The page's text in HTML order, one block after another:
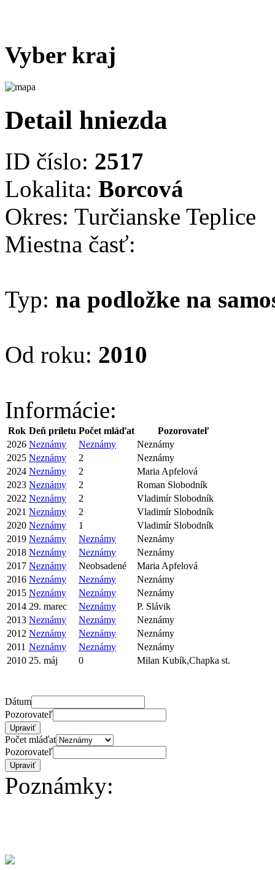
Vyber kraj
Detail hniezda
ID číslo: 2517
Lokalita: Borcová
Okres: Turčianske Teplice
Miestna časť:
Typ: na podložke na
Od roku: 2010
Informácie:
Rok Deň príletu Počet mláďat
Pozorovateľ
2026 Neznámy Neznámy
Neznámy
2025 Neznámy 2
Neznámy
2024 Neznámy 2
Maria Apfelová
2023 Neznámy 2
Roman Slobodník
2022 Neznámy 2
Vladimír Slobodník
2021 Neznámy 2
Vladimír Slobodník
2020 Neznámy 1
Vladimír Slobodník
2019 Neznámy Neznámy
Neznámy
2018 Neznámy Neznámy
Neznámy
2017 Neznámy Neobsadené
Maria Apfelová
2016 Neznámy Neznámy
Neznámy
2015 Neznámy Neznámy
Neznámy
2014 29. marec Neznámy
P. Slávik
2013 Neznámy Neznámy
Neznámy
2012 Neznámy Neznámy
Neznámy
2011 Neznámy Neznámy
Neznámy
2010 25. máj 0 Milan Kubík,Chapka st.
Dátum
Pozorovateľ
Počet mláďat
Pozorovateľ
Poznámky: